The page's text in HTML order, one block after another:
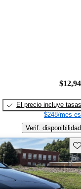
El precio incluye tasas
$248/mes
Verif. disponibilidad